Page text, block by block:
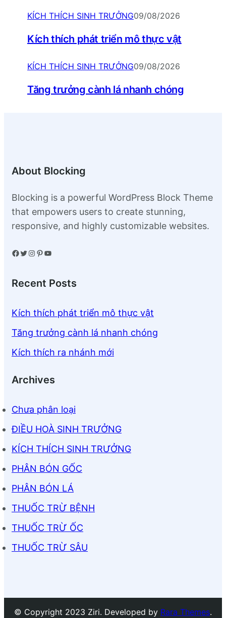
KÍCH THÍCH SINH TRƯỞNG09/08/2026
Kích thích phát triển mô thực vật
KÍCH THÍCH SINH TRƯỞNG09/08/2026
Tăng trưởng cành lá nhanh chóng
About Blocking
Blocking is a powerful WordPress Block Theme
that empowers users to create stunning,
responsive, and highly customizable websites.
Facebook Twitter Instagram Pinterest YouTube
Recent Posts
Kích thích phát triển mô thực vật
Tăng trưởng cành lá nhanh chóng
Kích thích ra nhánh mới
Archives
Chưa phân loại
ĐIỀU HOÀ SINH TRƯỞNG
KÍCH THÍCH SINH TRƯỞNG
PHÂN BÓN GỐC
PHÂN BÓN LÁ
THUỐC TRỪ BỆNH
THUỐC TRỪ ỐC
THUỐC TRỪ SÂU
© Copyright 2023 Ziri. Developed by Rara Themes.